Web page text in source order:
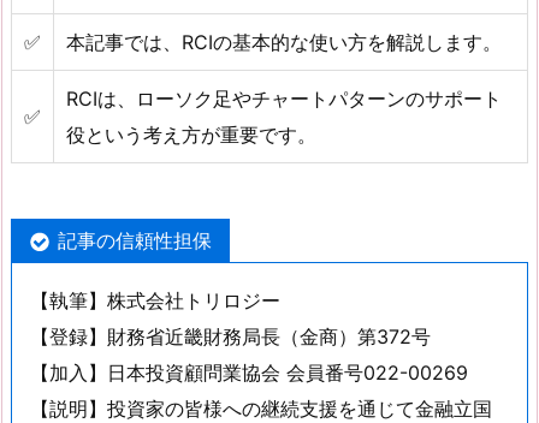
✅ 本記事では、RCIの基本的な使い方を解説します。
✅
RCIは、ローソク足やチャートパターンのサポート
役という考え方が重要です。
記事の信頼性担保
【執筆】株式会社トリロジー
【登録】財務省近畿財務局長（金商）第372号
【加入】日本投資顧問業協会 会員番号022-00269
【説明】投資家の皆様への継続支援を通じて金融立国